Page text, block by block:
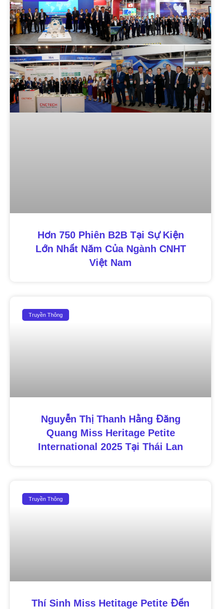
Hơn 750 Phiên B2B Tại Sự Kiện
Lớn Nhất Năm Của Ngành CNHT
Việt Nam
Truyền Thông
Nguyễn Thị Thanh Hằng Đăng
Quang Miss Heritage Petite
International 2025 Tại Thái Lan
Truyền Thông
Thí Sinh Miss Hetitage Petite Đến